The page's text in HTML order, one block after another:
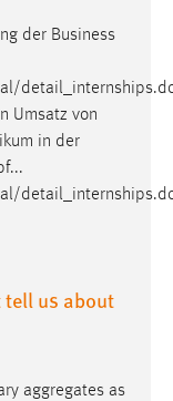
der Business
Umsatz von
in der
tell us about
aggregates as